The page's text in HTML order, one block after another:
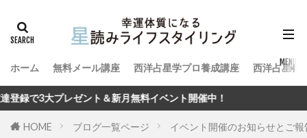
ホーム 無料メール講座 西洋占星学プロ養成講座 西洋占星術
料イベント開催中！
HOME ブログ一覧ページ イベント開催のお知らせとご報